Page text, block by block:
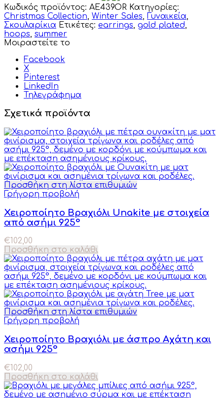
Κωδικός προϊόντος: AE439OR Κατηγορίες:
Christmas Collection Winter Sales Γυναικεία
Σκουλαρίκια Ετικέτες: earrings gold plated
hoops summer
Μοιραστείτε το
Facebook
X
Pinterest
LinkedIn
Τηλεγράφημα
Σχετικά προϊόντα
Προσθήκη στη λίστα επιθυμιών
Γρήγορη προβολή
Χειροποίητο Βραχιόλι Unakite με στοιχεία
από ασήμι 925°
€ 102,00
Προσθήκη στο καλάθι
Προσθήκη στη λίστα επιθυμιών
Γρήγορη προβολή
Χειροποίητο Βραχιόλι με άσπρο Αχάτη και
ασήμι 925°
€102,00
Προσθήκη στο καλάθι